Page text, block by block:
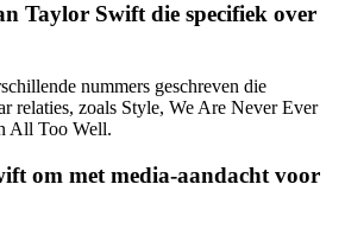
Taylor Swift die specifiek over
nummers geschreven die
relaties, zoals Style, We Are Never Ever
All Too Well.
om met media-aandacht voor